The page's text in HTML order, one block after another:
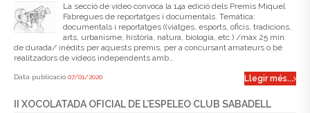
La secció de vídeo convoca la 14a edició dels Premis Miquel
Fàbregues de reportatges i documentals. Temàtica:
documentals i reportatges ((viatges, esports, oficis, tradicions,
arts, urbanisme, història, natura, biologia, etc.) /màx 25 min.
de durada/ inèdits per aquests premis, per a concursant amateurs o bé
realitzadors de vídeos independents amb…
Data publicació 07/01/2020 Llegir més...
II XOCOLATADA OFICIAL DE L’ESPELEO CLUB SABADELL